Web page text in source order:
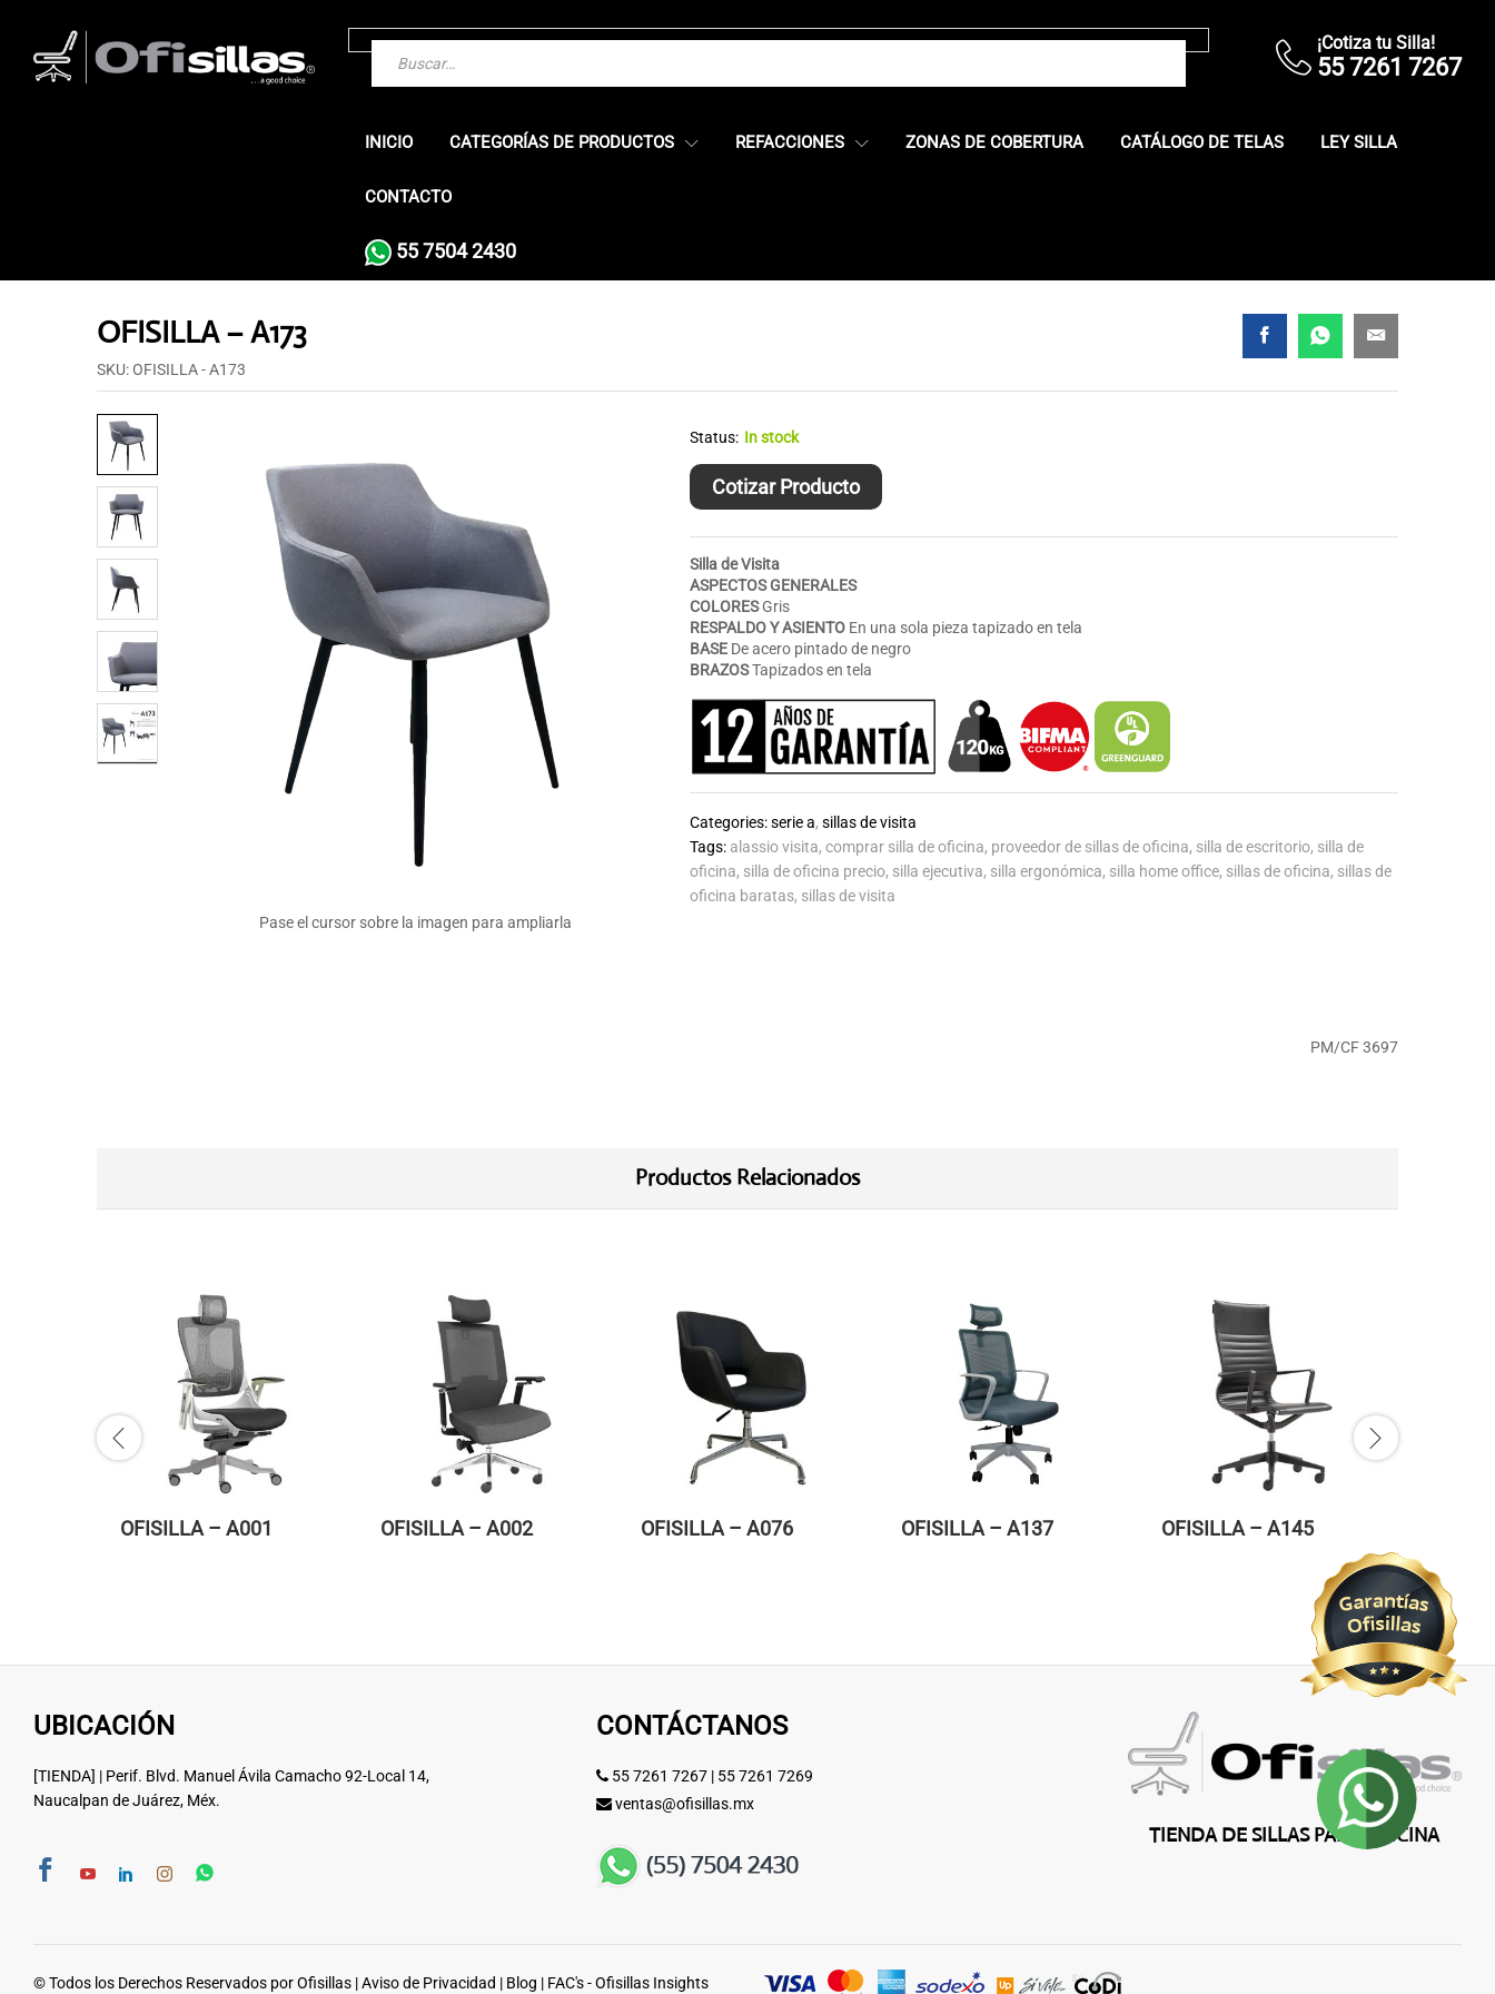
¡Cotiza tu Silla!
55 7261 7267
INICIO CATEGORÍAS DE PRODUCTOS REFACCIONES ZONAS DE COBERTURA CATÁLOGO DE TELAS LEY SILLA
CONTACTO
55 7504 2430
OFISILLA – A173
SKU:OFISILLA - A173
Pase el cursor sobre la imagen para ampliarla
Status: In stock
Cotizar Producto
Silla de Visita
ASPECTOS GENERALES
COLORESGris
RESPALDO YASIENTO En una sola pieza tapizado en tela
BASE De acero pintado de negro
BRAZOSTapizados en tela
Categories:serie a,sillas de visita
Tags: alassio visita,comprar silla de oficina, proveedor de sillas de oficina, silla de escritorio, silla de
oficina, silla de oficina precio, silla ejecutiva, silla ergonómica, silla home office, sillas de oficina, sillas de
oficina baratas, sillas de visita
PM/CF 3697
Productos Relacionados
OFISILLA – A001 OFISILLA – A002 OFISILLA – A076 OFISILLA – A137 OFISILLA – A145
UBICACIÓN
[TIENDA] | Perif. Blvd. Manuel Ávila Camacho 92-Local 14,
Naucalpan de Juárez, Méx.
CONTÁCTANOS
55 7261 7267| 55 7261 7269
ventas@ofisillas.mx
TIENDA DE SILLAS PARA OFICINA
© Todos los Derechos Reservados por Ofisillas |Aviso de Privacidad | Blog | FAC's - Ofisillas Insights